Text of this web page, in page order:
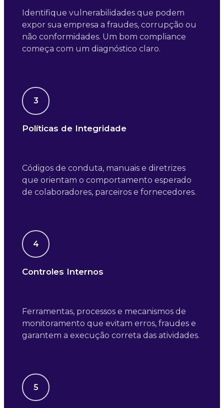
Identifique vulnerabilidades que podem
expor sua empresa a fraudes, corrupção ou
não conformidades. Um bom compliance
começa com um diagnóstico claro.
3
Políticas de Integridade
Códigos de conduta, manuais e diretrizes
que orientam o comportamento esperado
de colaboradores, parceiros e fornecedores.
4
Controles Internos
Ferramentas, processos e mecanismos de
monitoramento que evitam erros, fraudes e
garantem a execução correta das atividades.
5